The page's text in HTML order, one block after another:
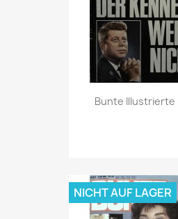

Bunte Illustrierte
NICHT AUF LAGER